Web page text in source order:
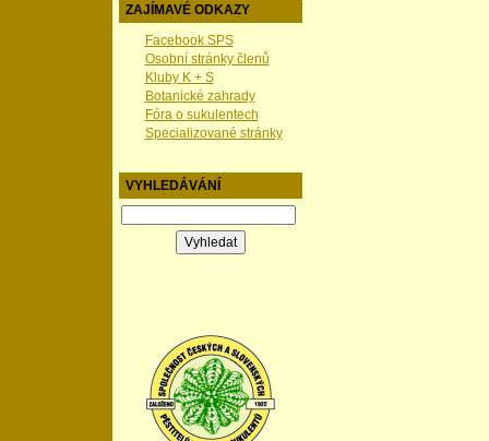
ZAJÍMAVÉ ODKAZY
Facebook SPS
Osobní stránky členů
Kluby K + S
Botanické zahrady
Fóra o sukulentech
Specializované stránky
VYHLEDÁVÁNÍ